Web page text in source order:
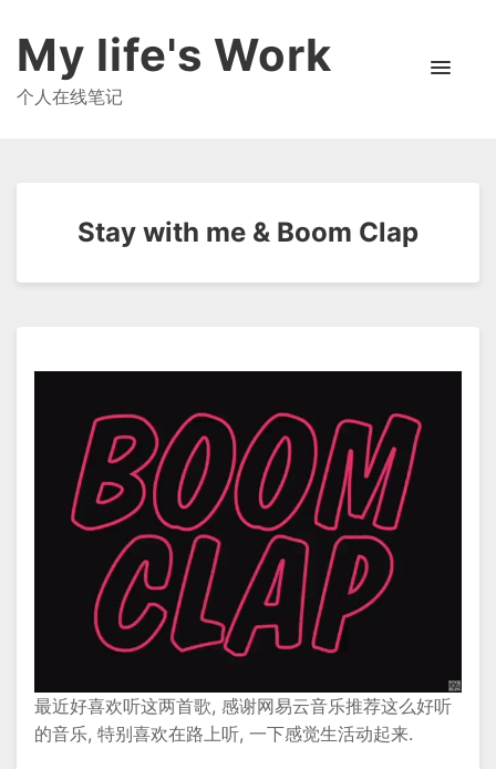
My life's Work
个人在线笔记
Stay with me & Boom Clap
最近好喜欢听这两首歌, 感谢网易云音乐推荐这么好听
的音乐, 特别喜欢在路上听, 一下感觉生活动起来.